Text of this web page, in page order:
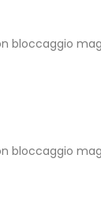
bloccaggio
bloccaggio